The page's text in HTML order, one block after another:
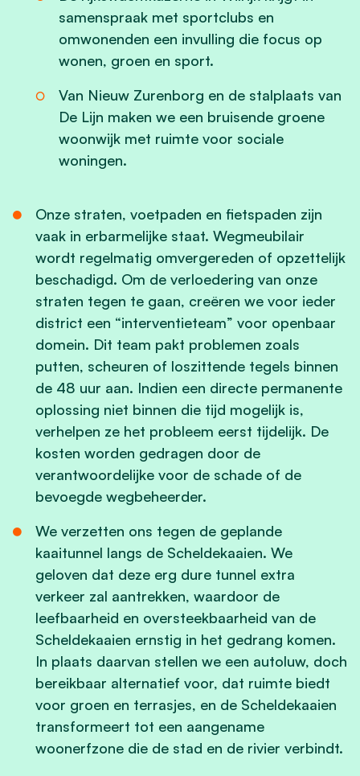
samenspraak met sportclubs en
omwonenden een invulling die focus op
wonen, groen en sport.
Van Nieuw Zurenborg en de stalplaats van
De Lijn maken we een bruisende groene
woonwijk met ruimte voor sociale
woningen.
Onze straten, voetpaden en fietspaden zijn
vaak in erbarmelijke staat. Wegmeubilair
wordt regelmatig omvergereden of opzettelijk
beschadigd. Om de verloedering van onze
straten tegen te gaan, creëren we voor ieder
district een “interventieteam” voor openbaar
domein. Dit team pakt problemen zoals
putten, scheuren of loszittende tegels binnen
de 48 uur aan. Indien een directe permanente
oplossing niet binnen die tijd mogelijk is,
verhelpen ze het probleem eerst tijdelijk. De
kosten worden gedragen door de
verantwoordelijke voor de schade of de
bevoegde wegbeheerder.
We verzetten ons tegen de geplande
kaaitunnel langs de Scheldekaaien. We
geloven dat deze erg dure tunnel extra
verkeer zal aantrekken, waardoor de
leefbaarheid en oversteekbaarheid van de
Scheldekaaien ernstig in het gedrang komen.
In plaats daarvan stellen we een autoluw, doch
bereikbaar alternatief voor, dat ruimte biedt
voor groen en terrasjes, en de Scheldekaaien
transformeert tot een aangename
woonerfzone die de stad en de rivier verbindt.